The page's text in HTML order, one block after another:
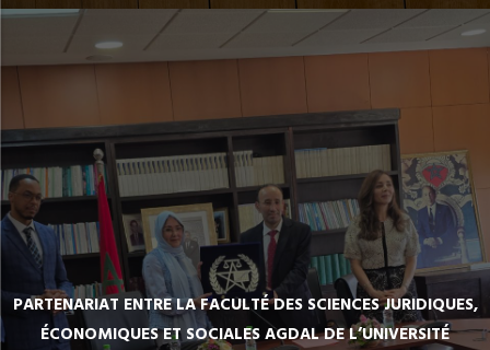
PARTENARIAT ENTRE LA FACULTÉ DES SCIENCES JURIDIQUES,
ÉCONOMIQUES ET SOCIALES AGDAL DE L’UNIVERSITÉ